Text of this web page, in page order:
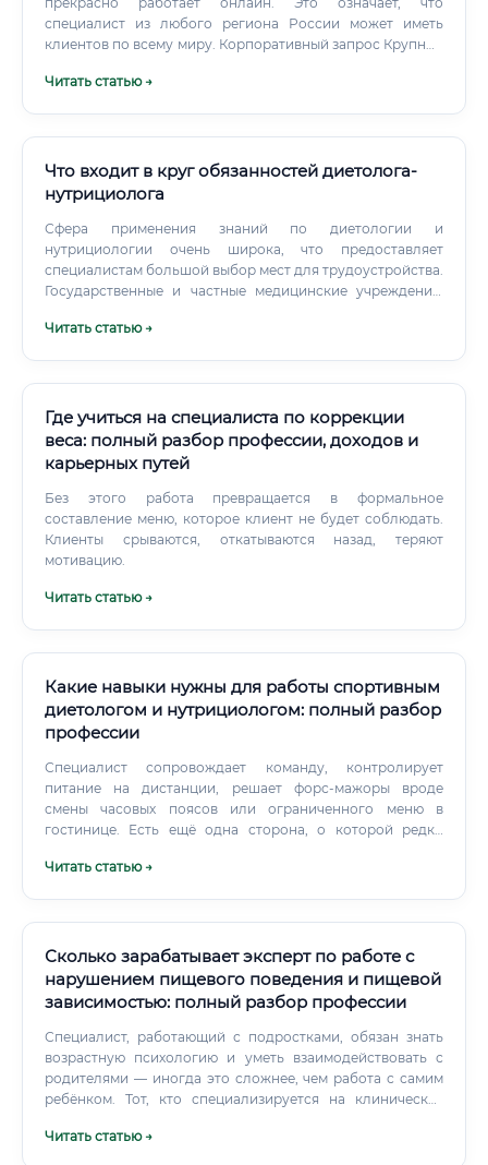
специалист из любого региона России может иметь
клиентов по всему миру. Корпоративный запрос Крупные
своих сотрудников: это повышает производительность,
Читать статью →
Что входит в круг обязанностей диетолога-
нутрициолога
Сфера применения знаний по диетологии и
нутрициологии очень широка, что предоставляет
специалистам большой выбор мест для трудоустройства.
Государственные и частные медицинские учреждения:
санатории (преимущественно для врачей-диетологов).
Читать статью →
Где учиться на специалиста по коррекции
веса: полный разбор профессии, доходов и
карьерных путей
Без этого работа превращается в формальное
составление меню, которое клиент не будет соблюдать.
Клиенты срываются, откатываются назад, теряют
мотивацию.
Читать статью →
Какие навыки нужны для работы спортивным
диетологом и нутрициологом: полный разбор
профессии
Специалист сопровождает команду, контролирует
питание на дистанции, решает форс-мажоры вроде
смены часовых поясов или ограниченного меню в
гостинице. Есть ещё одна сторона, о которой редко
рекомендации, если не понимают их логики.
Читать статью →
Сколько зарабатывает эксперт по работе с
нарушением пищевого поведения и пищевой
зависимостью: полный разбор профессии
Специалист, работающий с подростками, обязан знать
возрастную психологию и уметь взаимодействовать с
родителями — иногда это сложнее, чем работа с самим
ребёнком. Тот, кто специализируется на клинических
достаточном для принятия решений о госпитализации
Читать статью →